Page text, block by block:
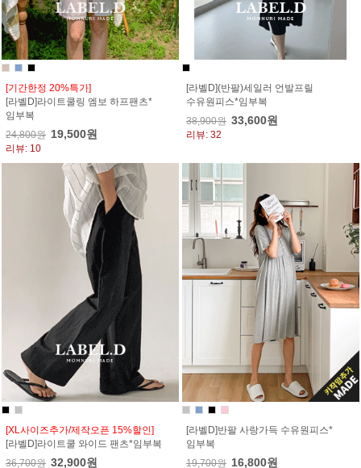
[기간한정 20%특가]
[라벨D]라이트쿨링 엠보 하프팬츠*
임부복
24,800원 19,500원
리뷰: 10
[라벨D](반팔)세일러 언발프릴
수유원피스*임부복
38,900원 33,600원
리뷰: 32
[XL사이즈추가/제작오픈 15%할인]
[라벨D]라이트쿨 와이드 팬츠*임부복
36,700원 32,900원
[라벨D]반팔 사랑가득 수유원피스*
임부복
19,700원 16,800원